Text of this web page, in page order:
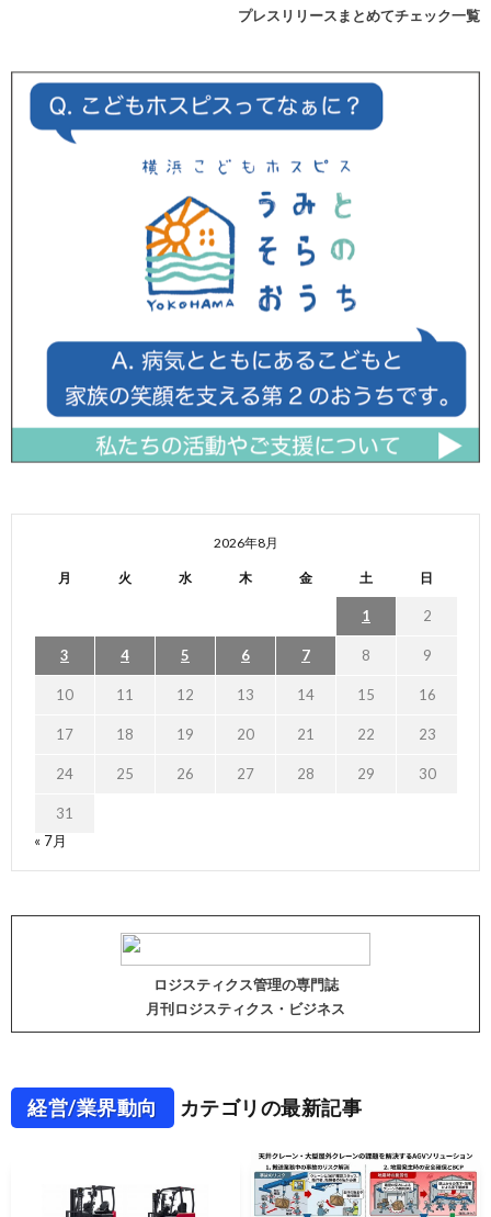
プレスリリースまとめてチェック一覧
2026年8月
月 火 水 木 金 土 日
1 2
3 4 5 6 7 8 9
10 11 12 13 14 15 16
17 18 19 20 21 22 23
24 25 26 27 28 29 30
31
« 7月
ロジスティクス管理の専門誌
月刊ロジスティクス・ビジネス
経営/業界動向 カテゴリの最新記事